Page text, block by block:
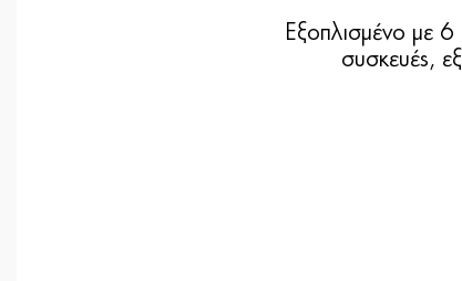
Εξοπλισμένο με
συσκευές,